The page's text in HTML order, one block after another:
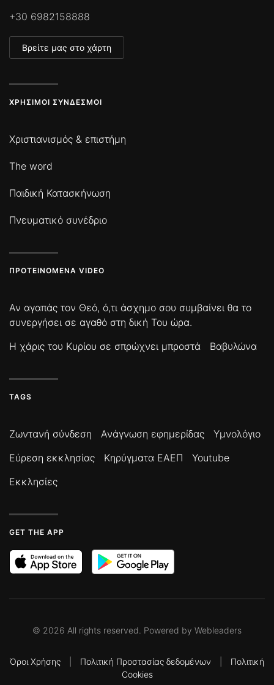
+30 6982158888
Βρείτε μας στο χάρτη
ΧΡΉΣΙΜΟΙ ΣΎΝΔΕΣΜΟΙ
Χριστιανισμός & επιστήμη
The word
Παιδική Κατασκήνωση
Πνευματικό συνέδριο
ΠΡΟΤΕΙΝΌΜΕΝΑ VIDEO
Αν αγαπάς τον Θεό, ό,τι άσχημο σου συμβαίνει θα το
συνεργήσει σε αγαθό στη δική Του ώρα.
Η χάρις του Κυρίου σε σπρώχνει μπροστά
Βαβυλώνα
TAGS
Ζωντανή σύνδεση Ανάγνωση εφημερίδας
Υμνολόγιο
Εύρεση εκκλησίας
Κηρύγματα ΕΑΕΠ
Youtube
Εκκλησίες
GET THE APP
© 2026 All rights reserved. Powered by Webleaders
Όροι Χρήσης Πολιτική Προστασίας δεδομένων
Πολιτική
Cookies